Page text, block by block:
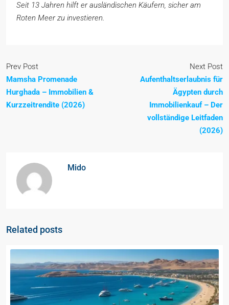
Seit 13 Jahren hilft er ausländischen Käufern, sicher am
Roten Meer zu investieren.
Prev Post
Mamsha Promenade
Hurghada – Immobilien &
Kurzzeitrendite (2026)
Next Post
Aufenthaltserlaubnis für
Ägypten durch
Immobilienkauf – Der
vollständige Leitfaden
(2026)
Mido
Related posts